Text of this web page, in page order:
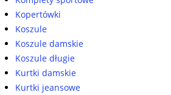
Kopertówki
Koszule
Koszule damskie
Koszule długie
Kurtki damskie
Kurtki jeansowe